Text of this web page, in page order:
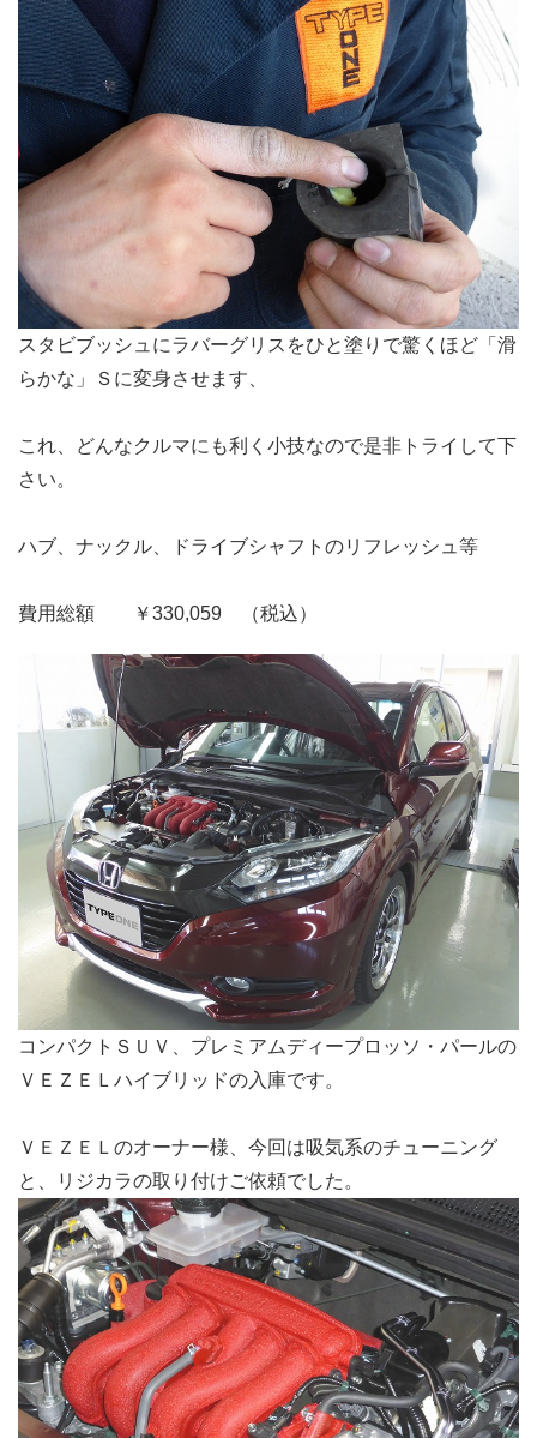
スタビブッシュにラバーグリスをひと塗りで驚くほど「滑
らかな」Ｓに変身させます、
これ、どんなクルマにも利く小技なので是非トライして下
さい。
ハブ、ナックル、ドライブシャフトのリフレッシュ等
費用総額 ￥330,059 （税込）
コンパクトＳＵＶ、プレミアムディープロッソ・パールの
ＶＥＺＥＬハイブリッドの入庫です。
ＶＥＺＥＬのオーナー様、今回は吸気系のチューニング
と、リジカラの取り付けご依頼でした。